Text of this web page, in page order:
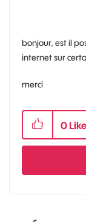
bonjour, est il
internet sur
merci
0